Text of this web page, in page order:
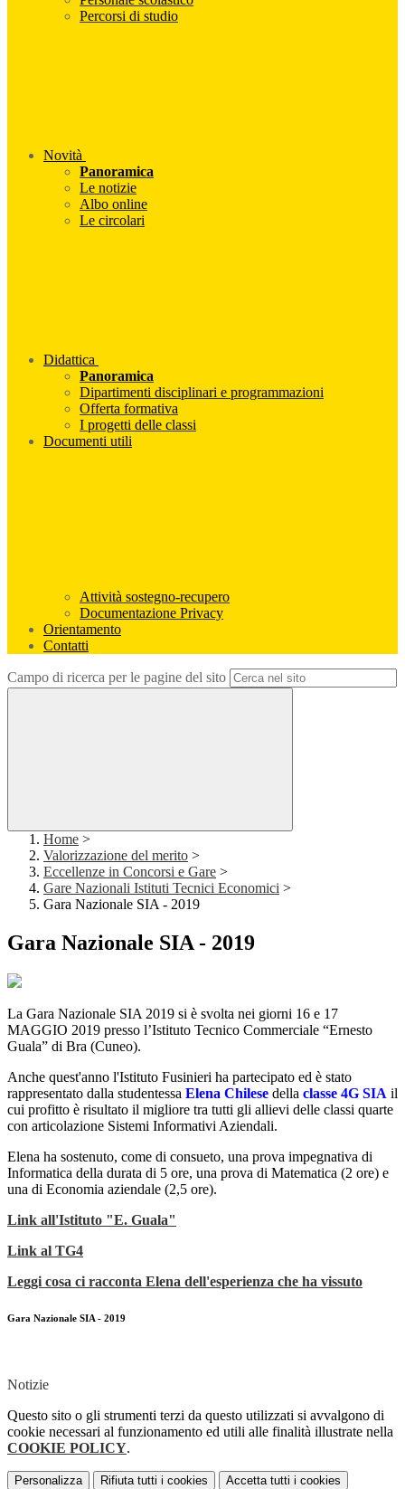
Percorsi di studio
Novità
Panoramica
Le notizie
Albo online
Le circolari
Didattica
Panoramica
Dipartimenti disciplinari e programmazioni
Offerta formativa
I progetti delle classi
Documenti utili
Attività sostegno-recupero
Documentazione Privacy
Orientamento
Contatti
Campo di ricerca per le pagine del sito
Home >
Valorizzazione del merito >
Eccellenze in Concorsi e Gare >
Gare Nazionali Istituti Tecnici Economici >
Gara Nazionale SIA - 2019
Gara Nazionale SIA - 2019
La Gara Nazionale SIA 2019 si è svolta nei giorni 16 e 17
MAGGIO 2019 presso l’Istituto Tecnico Commerciale “Ernesto
Guala” di Bra (Cuneo).
Anche quest'anno l'Istituto Fusinieri ha partecipato ed è stato
rappresentato dalla studentessa Elena Chilese della classe 4G SIA il
cui profitto è risultato il migliore tra tutti gli allievi delle classi quarte
con articolazione Sistemi Informativi Aziendali.
Elena ha sostenuto, come di consueto, una prova impegnativa di
Informatica della durata di 5 ore, una prova di Matematica (2 ore) e
una di Economia aziendale (2,5 ore).
Link all'Istituto "E. Guala"
Link al TG4
Leggi cosa ci racconta Elena dell'esperienza che ha vissuto
Gara Nazionale SIA - 2019
Notizie
Questo sito o gli strumenti terzi da questo utilizzati si avvalgono di
cookie necessari al funzionamento ed utili alle finalità illustrate nella
COOKIE POLICY.
Personalizza Rifiuta tutti i cookies Accetta tutti i cookies